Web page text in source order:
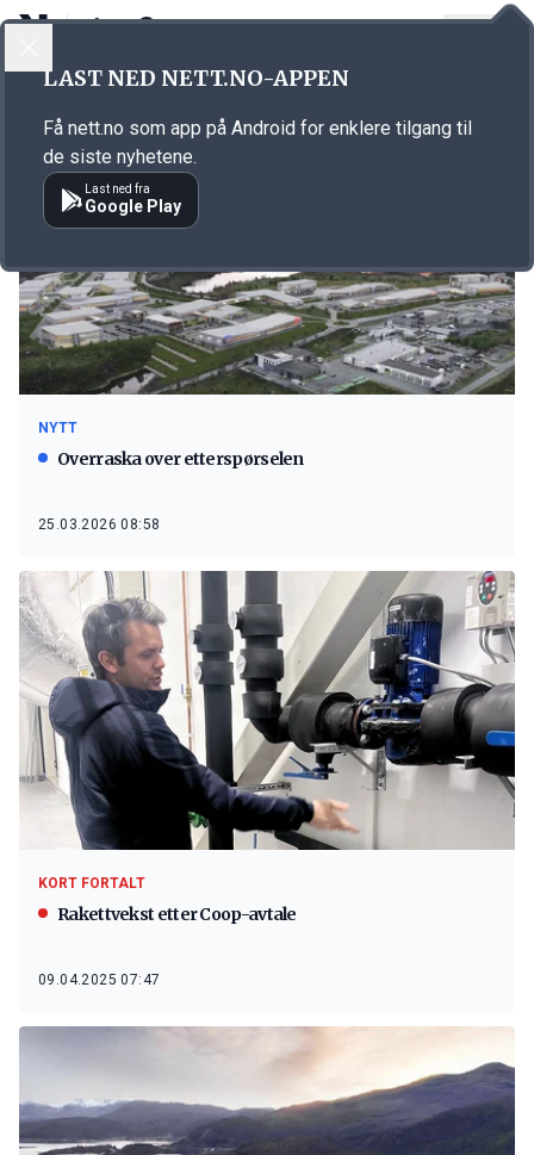
Emne: Coop Nordvest
NYTT
Overraska over etterspørselen
25.03.2026 08:58
KORT FORTALT
Rakettvekst etter Coop-avtale
09.04.2025 07:47
LAST NED NETT.NO-APPEN
Få nett.no som app på Android for enklere tilgang til
de siste nyhetene.
Last ned fra
Google Play